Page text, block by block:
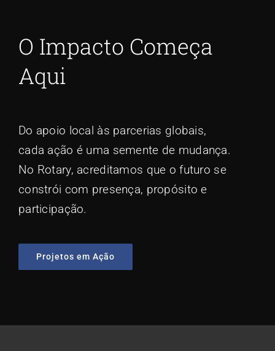
O Impacto Começa
Aqui
Do apoio local às parcerias globais,
cada ação é uma semente de mudança.
No Rotary, acreditamos que o futuro se
constrói com presença, propósito e
participação.
Projetos em Ação